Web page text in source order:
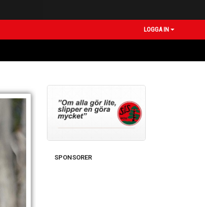
LOGGA IN
SPONSORER